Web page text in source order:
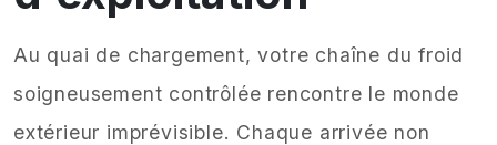
Au quai de chargement, votre chaîne du froid
soigneusement contrôlée rencontre le monde
extérieur imprévisible. Chaque arrivée non